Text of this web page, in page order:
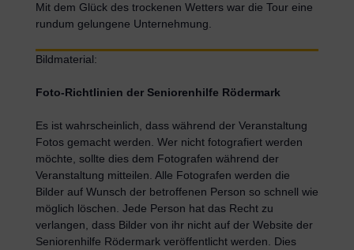
Mit dem Glück des trockenen Wetters war die Tour eine
rundum gelungene Unternehmung.
Bildmaterial:
Foto-Richtlinien der Seniorenhilfe Rödermark
Es ist wahrscheinlich, dass während der Veranstaltung
Fotos gemacht werden. Wer nicht fotografiert werden
möchte, sollte dies dem Fotografen während der
Veranstaltung mitteilen. Alle Fotografen werden die
Bilder auf Wunsch der betroffenen Person so schnell wie
möglich löschen. Jede Person hat das Recht zu
verlangen, dass Bilder von ihr nicht auf der Website der
Seniorenhilfe Rödermark veröffentlicht werden. Dies